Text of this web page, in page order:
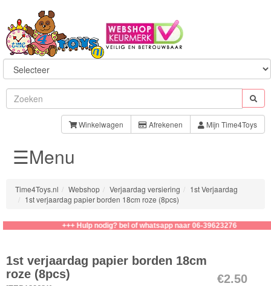
Winkelwagen Afrekenen Mijn Time4Toys
Sylvanian
Families
Aquabeads
Baby
Born
Baby
Knuffels
☰Menu
Time4Toys.nl Webshop Verjaardag versiering
1st Verjaardag
1st verjaardag papier borden 18cm roze (8pcs)
+++ Hulp nodig? bel of whatsapp naar 06-39623276
€2.50
1st verjaardag papier borden 18cm
roze (8pcs)